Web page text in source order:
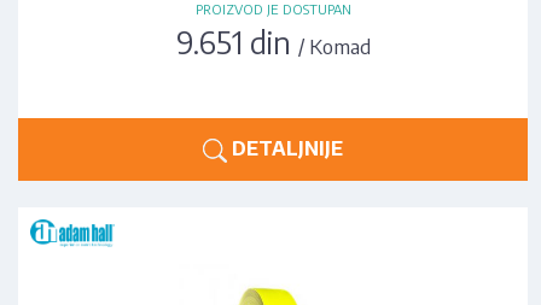
PROIZVOD JE DOSTUPAN
9.651 din / Komad
DETALJNIJE